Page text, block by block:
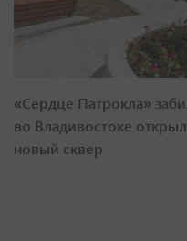
«Сердце Патрокла»
во Владивостоке
новый сквер